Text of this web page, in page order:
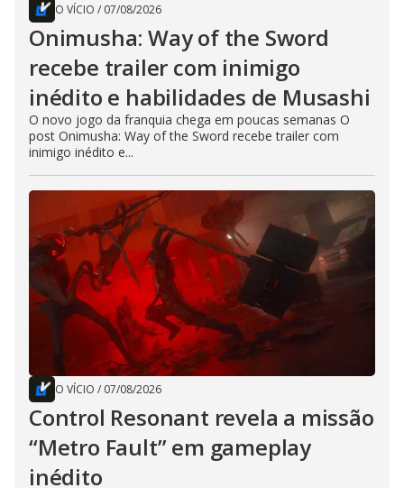
O VÍCIO / 07/08/2026
Onimusha: Way of the Sword
recebe trailer com inimigo
inédito e habilidades de Musashi
O novo jogo da franquia chega em poucas semanas O
post Onimusha: Way of the Sword recebe trailer com
inimigo inédito e...
O VÍCIO / 07/08/2026
Control Resonant revela a missão
“Metro Fault” em gameplay
inédito